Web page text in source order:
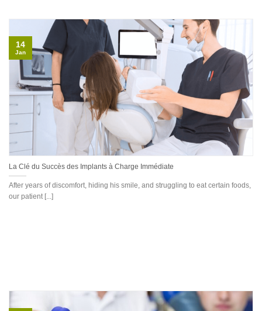
La Clé du Succès des Implants à Charge Immédiate
After years of discomfort, hiding his smile, and struggling to eat certain foods,
our patient [...]
14
Jan